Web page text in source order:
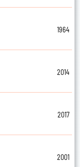
1964
2014
2017
2001